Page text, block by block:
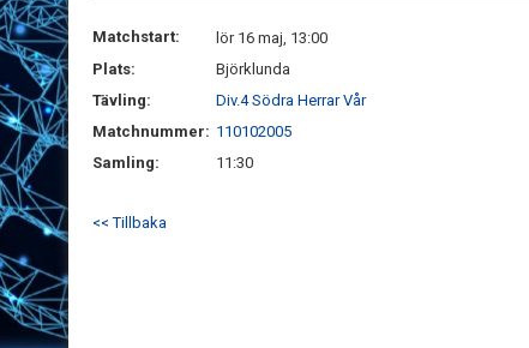
Matchstart:
lör 16 maj, 13:00
Plats:
Björklunda
Tävling:
Div.4 Södra Herrar Vår
Matchnummer: 110102005
Samling:
11:30
<< Tillbaka